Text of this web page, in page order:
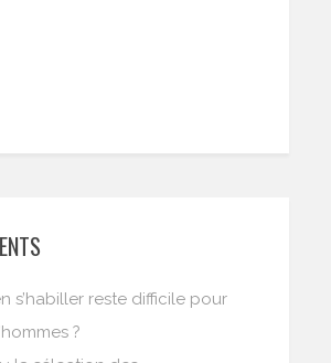
s’habiller reste difficile pour
?